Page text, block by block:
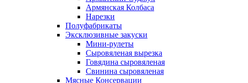
Армянская Колбаса
Нарезки
Полуфабрикаты
Эксклюзивные закуски
Мини-рулеты
Сыровяленая вырезка
Говядина сыровяленая
Свинина сыровяленая
Мясные Консервации